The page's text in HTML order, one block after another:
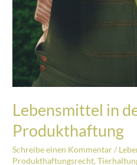
Lebensmittel in
Produkthaftung
Schreibe einen Kommentar/
Produkthaftungsrecht,